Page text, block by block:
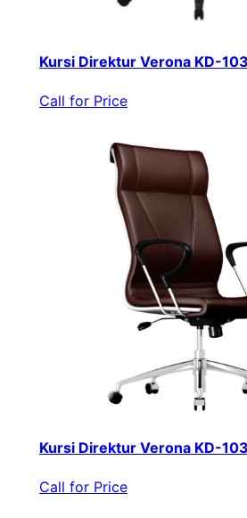
Kursi Direktur Verona KD-
Call for Price
Kursi Direktur Verona KD-
Call for Price